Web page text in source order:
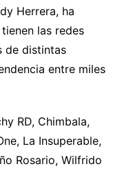
Herrera, ha
las redes
de distintas
entre miles
RD, Chimbala,
La Insuperable,
Rosario, Wilfrido